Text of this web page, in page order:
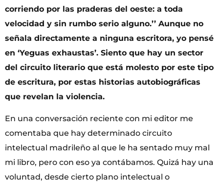
corriendo por las praderas del oeste: a toda
velocidad y sin rumbo serio alguno.’’ Aunque no
señala directamente a ninguna escritora, yo pensé
en ‘Yeguas exhaustas’. Siento que hay un sector
del circuito literario que está molesto por este tipo
de escritura, por estas historias autobiográficas
que revelan la violencia.
En una conversación reciente con mi editor me
comentaba que hay determinado circuito
intelectual madrileño al que le ha sentado muy mal
mi libro, pero con eso ya contábamos. Quizá hay una
voluntad, desde cierto plano intelectual o